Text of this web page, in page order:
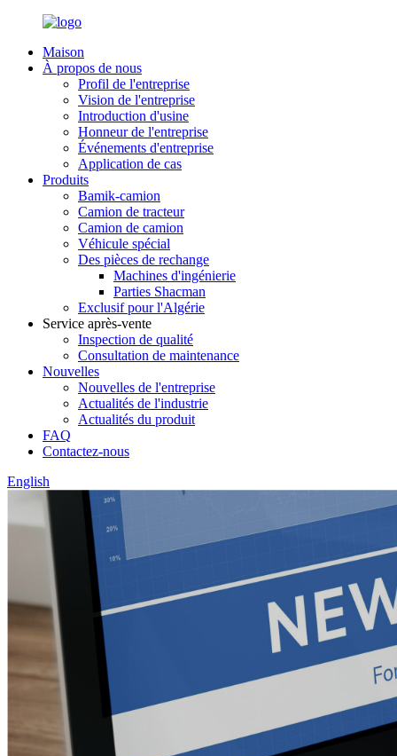
Maison
À propos de nous
Profil de l'entreprise
Vision de l'entreprise
Introduction d'usine
Honneur de l'entreprise
Événements d'entreprise
Application de cas
Produits
Bamik-camion
Camion de tracteur
Camion de camion
Véhicule spécial
Des pièces de rechange
Machines d'ingénierie
Parties Shacman
Exclusif pour l'Algérie
Service après-vente
Inspection de qualité
Consultation de maintenance
Nouvelles
Nouvelles de l'entreprise
Actualités de l'industrie
Actualités du produit
FAQ
Contactez-nous
English